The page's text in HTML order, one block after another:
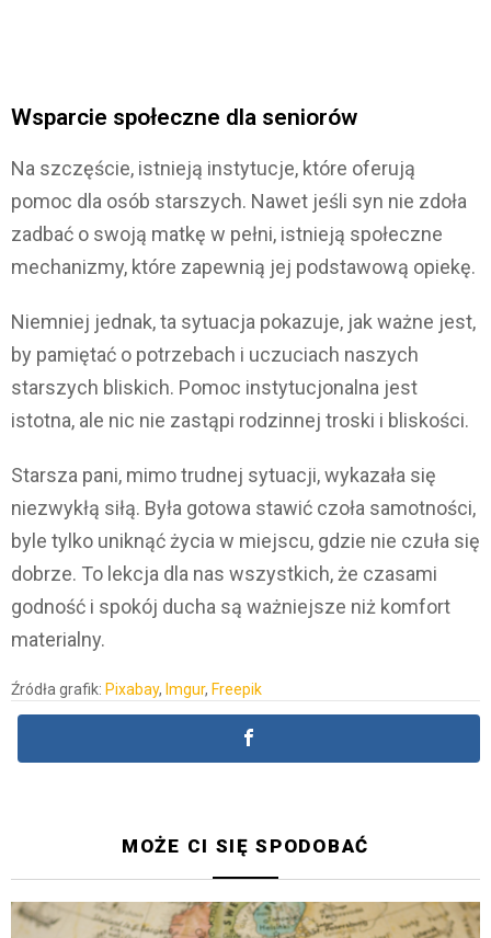
Wsparcie społeczne dla seniorów
Na szczęście, istnieją instytucje, które oferują
pomoc dla osób starszych. Nawet jeśli syn nie zdoła
zadbać o swoją matkę w pełni, istnieją społeczne
mechanizmy, które zapewnią jej podstawową opiekę.
Niemniej jednak, ta sytuacja pokazuje, jak ważne jest,
by pamiętać o potrzebach i uczuciach naszych
starszych bliskich. Pomoc instytucjonalna jest
istotna, ale nic nie zastąpi rodzinnej troski i bliskości.
Starsza pani, mimo trudnej sytuacji, wykazała się
niezwykłą siłą. Była gotowa stawić czoła samotności,
byle tylko uniknąć życia w miejscu, gdzie nie czuła się
dobrze. To lekcja dla nas wszystkich, że czasami
godność i spokój ducha są ważniejsze niż komfort
materialny.
Źródła grafik: Pixabay, Imgur, Freepik
MOŻE CI SIĘ SPODOBAĆ